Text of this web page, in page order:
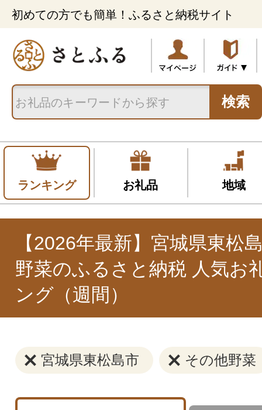
初めての方でも簡単！ふるさと納税サイト
検索
ランキング お礼品 地域
【2026年最新】宮城県東松
野菜のふるさと納税 人気お
ング（週間）
宮城県東松島市 その他野菜